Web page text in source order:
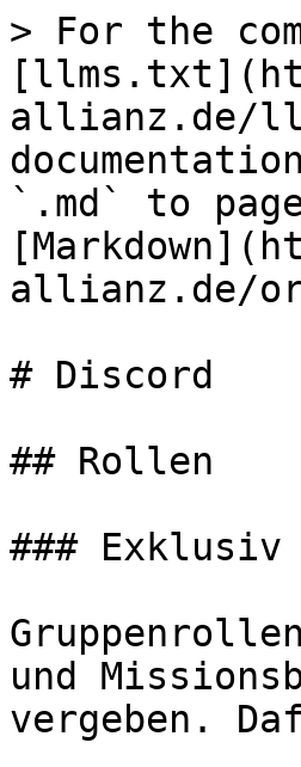
> For the
allianz.de/
`.md` to
allianz.de/
# Discord
## Rollen
### Exklusiv
und
vergeben.